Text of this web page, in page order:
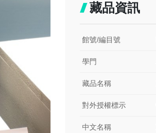
藏品資訊
館號/編目號
學門
藏品名稱
對外授權標示
中文名稱